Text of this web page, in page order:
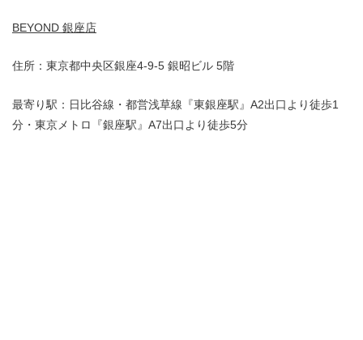
BEYOND 銀座店
住所：東京都中央区銀座4-9-5 銀昭ビル 5階
最寄り駅：日比谷線・都営浅草線『東銀座駅』A2出口より徒歩1
分・東京メトロ『銀座駅』A7出口より徒歩5分